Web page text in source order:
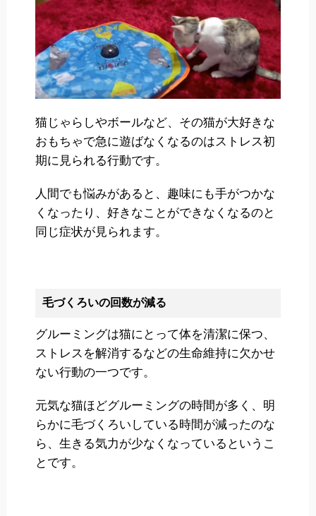
猫じゃらしやボールなど、その猫が大好きな
おもちゃで急に遊ばなくなるのはストレス初
期に見られる行動です。
人間でも悩みがあると、趣味にも手がつかな
くなったり、好きなことができなくなるのと
同じ症状が見られます。
毛づくろいの回数が減る
グルーミングは猫にとって体を清潔に保つ、
ストレスを解消するなどの生命維持に欠かせ
ない行動の一つです。
元気な猫ほどグルーミングの時間が多く、明
らかに毛づくろいしている時間が減ったのな
ら、生きる気力が少なくなっているというこ
とです。